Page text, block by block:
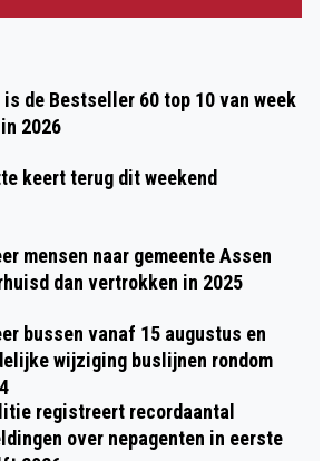
is de Bestseller 60 top 10 van week
2026
keert terug dit weekend
mensen naar gemeente Assen
dan vertrokken in 2025
bussen vanaf 15 augustus en
wijziging buslijnen rondom
registreert recordaantal
over nepagenten in eerste